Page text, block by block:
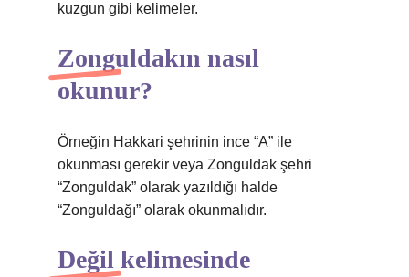
kuzgun gibi kelimeler.
Zonguldakın nasıl
okunur?
Örneğin Hakkari şehrinin ince “A” ile
okunması gerekir veya Zonguldak şehri
“Zonguldak” olarak yazıldığı halde
“Zonguldağı” olarak okunmalıdır.
Değil kelimesinde